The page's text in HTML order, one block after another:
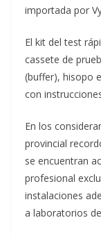
importada por
El kit del test
cassete de
(buffer), hisopo
con
En los
provincial
se encuentran
profesional
instalaciones
a laboratorios